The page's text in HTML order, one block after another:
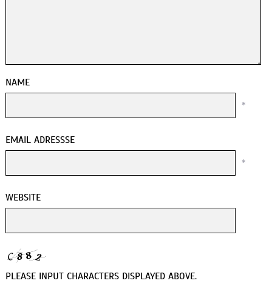
NAME
*
EMAIL ADRESSSE
*
WEBSITE
PLEASE INPUT CHARACTERS DISPLAYED ABOVE.